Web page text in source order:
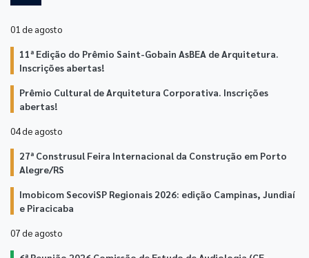
01 de agosto
11ª Edição do Prêmio Saint-Gobain AsBEA de Arquitetura.
Inscrições abertas!
Prêmio Cultural de Arquitetura Corporativa. Inscrições
abertas!
04 de agosto
27ª Construsul Feira Internacional da Construção em Porto
Alegre/RS
Imobicom SecoviSP Regionais 2026: edição Campinas, Jundiaí
e Piracicaba
07 de agosto